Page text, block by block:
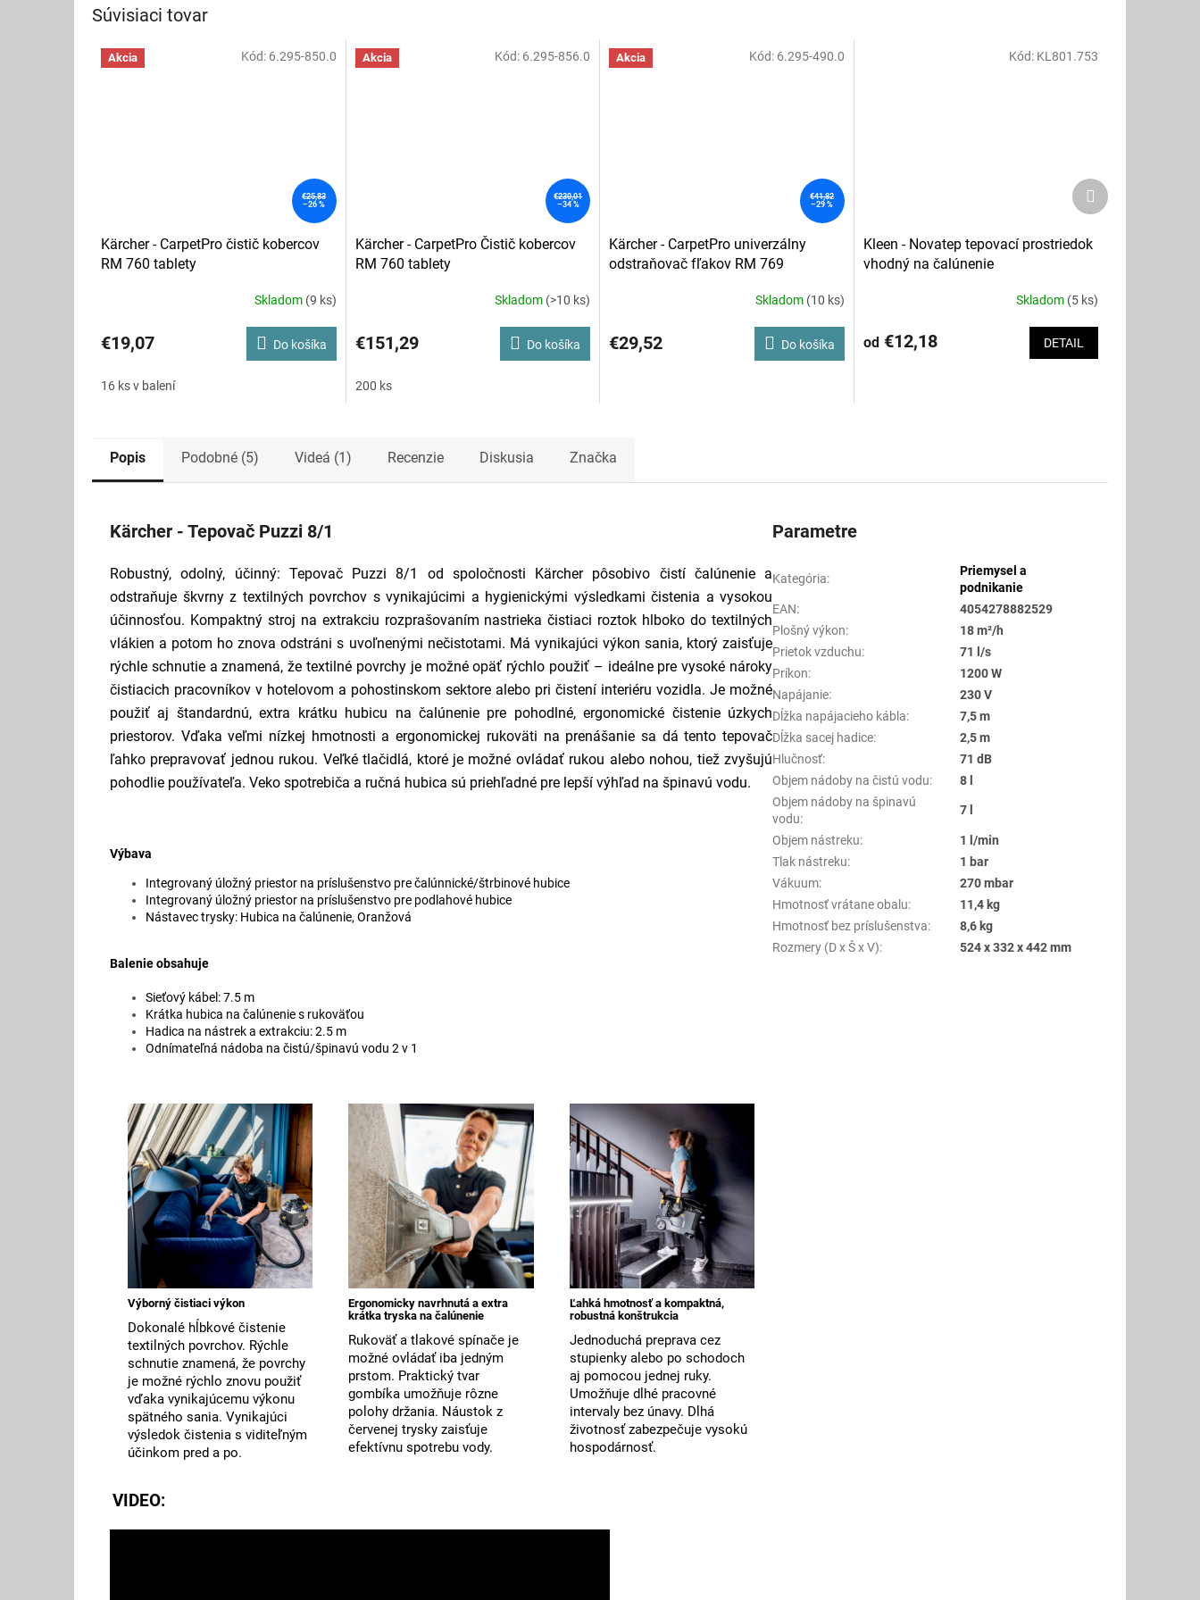
Súvisiaci tovar
Akcia
€25,83
–26 %
Kärcher - CarpetPro čistič kobercov
RM 760 tablety
Skladom (9 ks)
€19,07 Do košíka
16 ks v balení
Kód: 6.295-850.0 Akcia
€230,01
–34 %
Kärcher - CarpetPro Čistič kobercov
RM 760 tablety
Skladom (>10 ks)
€151,29 Do košíka
200 ks
Kód: 6.295-856.0 Akcia
€41,82
–29 %
Kärcher - CarpetPro univerzálny
odstraňovač fľakov RM 769
Skladom (10 ks)
€29,52 Do košíka
Kód: 6.295-490.0
Kleen - Novatep tepovací prostriedok
vhodný na čalúnenie
Skladom (5 ks)
od€12,18 DETAIL
Kód: KL801.753
Ďalší
produkt
Popis Podobné (5) Videá (1) Recenzie Diskusia Značka
Kärcher - Tepovač Puzzi 8/1
Robustný, odolný, účinný: Tepovač Puzzi 8/1 od spoločnosti Kärcher pôsobivo čistí čalúnenie a
odstraňuje škvrny z textilných povrchov s vynikajúcimi a hygienickými výsledkami čistenia a vysokou
účinnosťou. Kompaktný stroj na extrakciu rozprašovaním nastrieka čistiaci roztok hlboko do textilných
vlákien a potom ho znova odstráni s uvoľnenými nečistotami. Má vynikajúci výkon sania, ktorý zaisťuje
rýchle schnutie a znamená, že textilné povrchy je možné opäť rýchlo použiť – ideálne pre vysoké nároky
čistiacich pracovníkov v hotelovom a pohostinskom sektore alebo pri čistení interiéru vozidla. Je možné
použiť aj štandardnú, extra krátku hubicu na čalúnenie pre pohodlné, ergonomické čistenie úzkych
priestorov. Vďaka veľmi nízkej hmotnosti a ergonomickej rukoväti na prenášanie sa dá tento tepovač
ľahko prepravovať jednou rukou. Veľké tlačidlá, ktoré je možné ovládať rukou alebo nohou, tiež zvyšujú
pohodlie používateľa. Veko spotrebiča a ručná hubica sú priehľadné pre lepší výhľad na špinavú vodu.
Výbava
Integrovaný úložný priestor na príslušenstvo pre čalúnnické/štrbinové hubice
Integrovaný úložný priestor na príslušenstvo pre podlahové hubice
Nástavec trysky: Hubica na čalúnenie, Oranžová
Balenie obsahuje
Sieťový kábel: 7.5 m
Krátka hubica na čalúnenie s rukoväťou
Hadica na nástrek a extrakciu: 2.5 m
Odnímateľná nádoba na čistú/špinavú vodu 2 v 1
Výborný čistiaci výkon
Dokonalé hĺbkové čistenie
textilných povrchov. Rýchle
schnutie znamená, že povrchy
je možné rýchlo znovu použiť
vďaka vynikajúcemu výkonu
spätného sania. Vynikajúci
výsledok čistenia s viditeľným
účinkom pred a po.
Ergonomicky navrhnutá a extra
krátka tryska na čalúnenie
Rukoväť a tlakové spínače je
možné ovládať iba jedným
prstom. Praktický tvar
gombíka umožňuje rôzne
polohy držania. Náustok z
červenej trysky zaisťuje
efektívnu spotrebu vody.
Ľahká hmotnosť a kompaktná,
robustná konštrukcia
Jednoduchá preprava cez
stupienky alebo po schodoch
aj pomocou jednej ruky.
Umožňuje dlhé pracovné
intervaly bez únavy. Dlhá
životnosť zabezpečuje vysokú
hospodárnosť.
VIDEO:
Parametre
Kategória:
Priemysel a
podnikanie
EAN:
4054278882529
Plošný výkon:
18 m²/h
Prietok vzduchu:
71 l/s
Príkon:
1200 W
Napájanie:
230 V
Dĺžka napájacieho kábla:
7,5 m
Dĺžka sacej hadice:
2,5 m
Hlučnosť:
71 dB
Objem nádoby na čistú vodu:
8 l
Objem nádoby na špinavú
vodu:
7 l
Objem nástreku:
1 l/min
Tlak nástreku:
1 bar
Vákuum:
270 mbar
Hmotnosť vrátane obalu:
11,4 kg
Hmotnosť bez príslušenstva:
8,6 kg
Rozmery (D x Š x V): 524 x 332 x 442 mm